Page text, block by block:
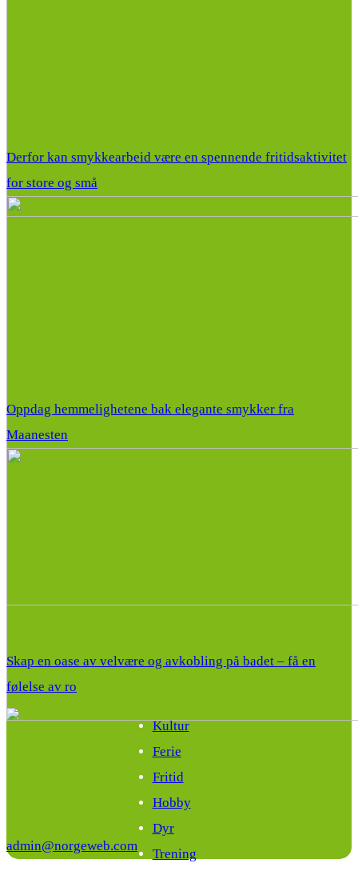
Derfor kan smykkearbeid være en spennende fritidsaktivitet
for store og små
Oppdag hemmelighetene bak elegante smykker fra
Maanesten
Skap en oase av velvære og avkobling på badet – få en
følelse av ro
Kultur
Ferie
Fritid
Hobby
Dyr
Trening
admin@norgeweb.com